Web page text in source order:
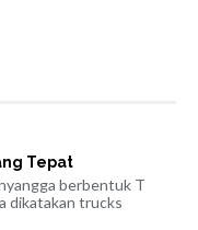
Tepat
berbentuk T
dikatakan trucks